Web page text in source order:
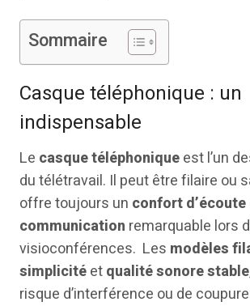
Sommaire
Casque téléphonique : un
indispensable
Le casque téléphoniqueest l’un
du télétravail. Il peut être filaire ou
offre toujours un confort d’écoute
communication remarquable lors
visioconférences. Les modèles
simplicitéetqualité sonore stable
risque d’interférence ou de